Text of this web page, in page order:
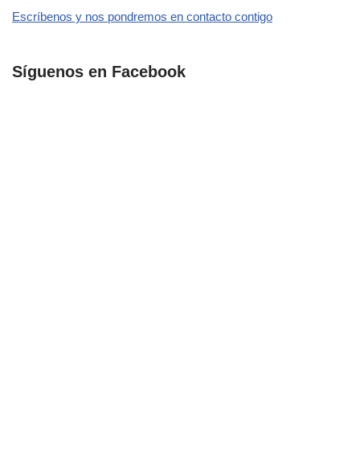
Escríbenos y nos pondremos en contacto contigo
Síguenos en Facebook